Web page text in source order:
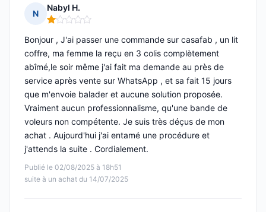
N
Nabyl H.
Note : 1 sur 5
Publié le 02/08/2025 à 18h51
suite à un achat du 14/07/2025
Bonjour , J'ai passer une commande sur casafab , un lit
coffre, ma femme la reçu en 3 colis complètement
abîmé,le soir même j'ai fait ma demande au près de
service après vente sur WhatsApp , et sa fait 15 jours
que m'envoie balader et aucune solution proposée.
Vraiment aucun professionnalisme, qu'une bande de
voleurs non compétente. Je suis très déçus de mon
achat . Aujourd'hui j'ai entamé une procédure et
j'attends la suite . Cordialement.